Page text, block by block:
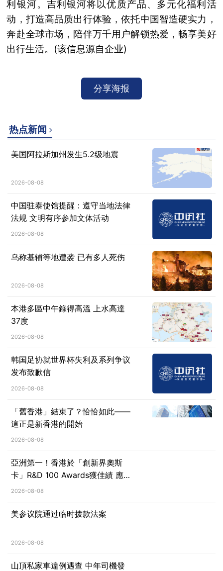
利银河。吉利银河将以优质产品、多元化福利活
动，打造高品质出行体验，依托中国智造硬实力，
奔赴全球市场，陪伴万千用户解锁热爱，畅享美好
出行生活。(该信息源自企业)
分享海报
热点新闻
美国阿拉斯加州发生5.2级地震
2026-08-08
中国驻泰使馆提醒：遵守当地法律
法规 文明有序参加文体活动
2026-08-08
乌称基辅等地遭袭 已有多人死伤
2026-08-08
本港多區中午錄得高溫 上水高達
37度
2026-08-08
韩国足协就世界杯失利及系列争议
发布致歉信
2026-08-08
「舊香港」結束了？恰恰如此——
這正是新香港的開始
2026-08-08
亞洲第一！香港於「創新界奧斯
卡」R&D 100 Awards獲佳績 應科
院勇奪三項大獎
2026-08-08
美参议院通过临时拨款法案
2026-08-08
山頂私家車違例遇查 中年司機發